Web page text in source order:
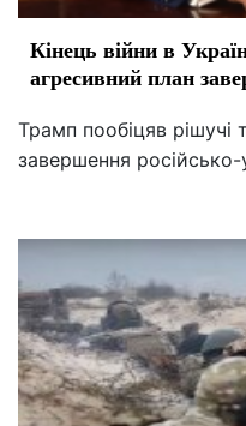
Кінець війни в
агресивний план
Трамп пообіцяв рішучі
завершення російсько-